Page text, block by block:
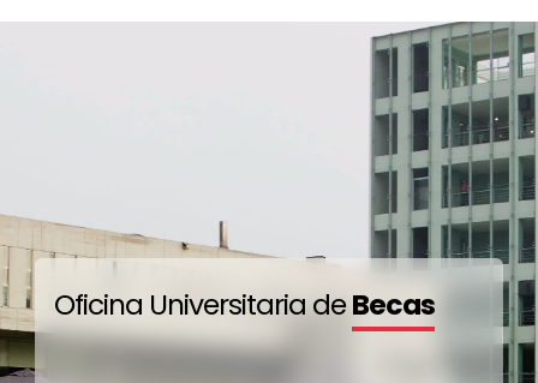
Matrícula y pensión de estudios al 100%.
Derecho de admisión a la universidad.
Gastos administrativos para la obtención
del grado de bachiller y título profesional.
Subvención económica: alojamiento,
movilidad local, alimentación y materiales
de estudio siempre que corresponda.
Oficina Universitaria deBecas